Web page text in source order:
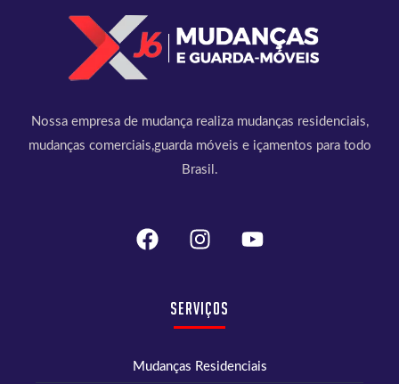
Nossa empresa de mudança realiza mudanças residenciais,
mudanças comerciais,guarda móveis e içamentos para todo
Brasil.
Serviços
Mudanças Residenciais